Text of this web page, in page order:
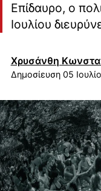
Επίδαυρο, ο
Ιουλίου
Χρυσάνθη
05